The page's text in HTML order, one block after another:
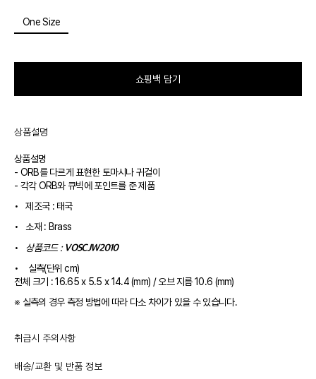
One Size
쇼핑백 담기
상품설명
상품설명
- ORB를 다르게 표현한 토마시나 귀걸이
- 각각 ORB와 큐빅에 포인트를 준 제품
•
제조국 : 태국
•
소재 : Brass
•
상품코드 :VOSCJW2010
•
실측(단위 cm)
전체 크기 : 16.65 x 5.5 x 14.4 (mm) / 오브 지름 10.6 (mm)
※ 실측의 경우 측정 방법에 따라 다소 차이가 있을 수 있습니다.
취급시 주의사항
배송/교환 및 반품 정보